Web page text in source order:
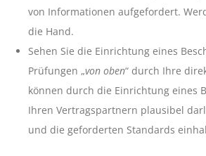
von Informationen aufgefordert.
die Hand.
Sehen Sie die Einrichtung eines
Prüfungen „von oben“ durch Ihre
können durch die Einrichtung eines
Ihren Vertragspartnern plausibel
und die geforderten Standards